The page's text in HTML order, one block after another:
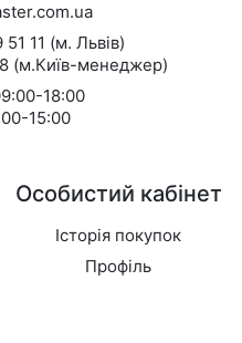
11 (м. Львів)
(м.Київ-менеджер)
18:00
15:00
Особистий кабінет
Історія покупок
Профіль